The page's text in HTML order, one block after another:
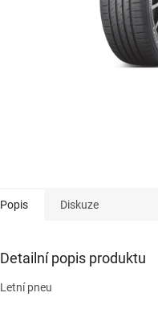
Popis Diskuze
Detailní popis produktu
Letní pneu